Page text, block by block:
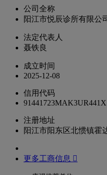
公司全称
阳江市悦辰诊所有限公
法定代表人
聂铁良
成立时间
2025-12-08
信用代码
91441723MAK3UR441X
注册地址
阳江市阳东区北惯镇霍
更多工商信息 